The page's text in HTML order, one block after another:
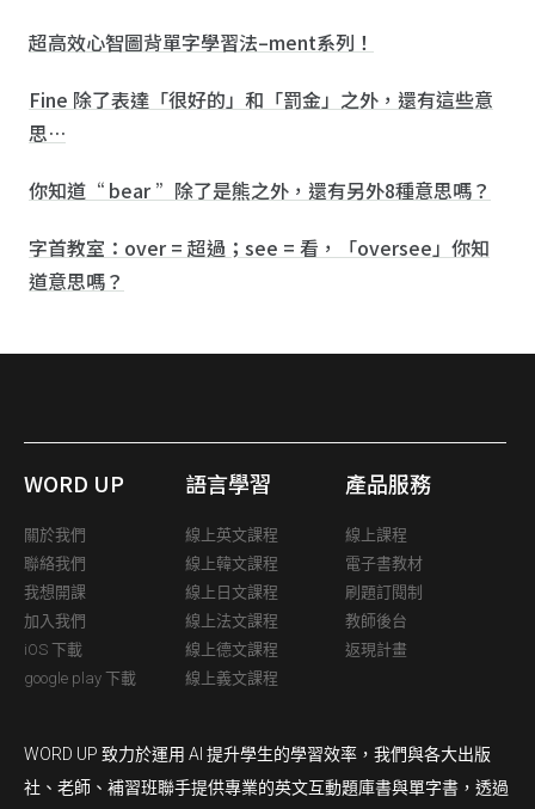
超高效心智圖背單字學習法–ment系列！
Fine 除了表達「很好的」和「罰金」之外，還有這些意
思…
你知道“ bear ”除了是熊之外，還有另外8種意思嗎？
字首教室：over = 超過；see = 看，「oversee」你知
道意思嗎？
WORD UP
關於我們
聯絡我們
我想開課
加入我們
iOS 下載
google play 下載
語言學習
線上英文課程
線上韓文課程
線上日文課程
線上法文課程
線上德文課程
線上義文課程
產品服務
線上課程
電子書教材
刷題訂閱制
教師後台
返現計畫
WORD UP 致力於運用 AI 提升學生的學習效率，我們與各大出版
社、老師、補習班聯手提供專業的英文互動題庫書與單字書，透過